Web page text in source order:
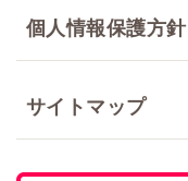
個人情報保護方針
サイトマップ